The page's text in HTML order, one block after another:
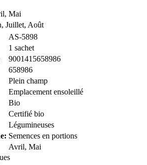
Mai
Juillet, Août
AS-5898
1 sachet
9001415658986
658986
Plein champ
Emplacement ensoleillé
Bio
Certifié bio
Légumineuses
Semences en portions
Avril, Mai